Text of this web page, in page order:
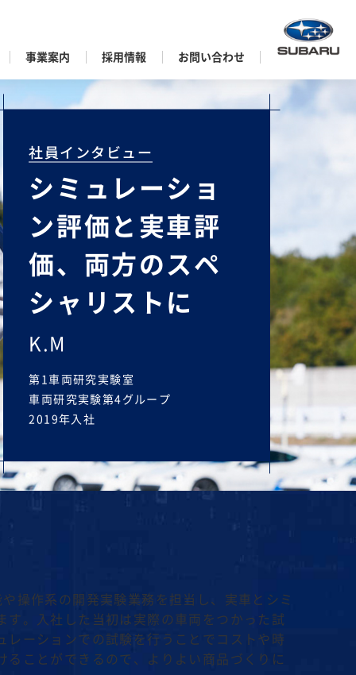
お問い合わせ
採用情報
事業案内
社員インタビュー
シミュレーショ
ン評価と実車評
価、両方のスペ
シャリストに
K.M
第1車両研究実験室
車両研究実験第4グループ
2019年入社
操作系の開発実験業務を担当し、実車とシミ
。入社した当初は実際の車両をつかった試
ーションでの試験を行うことでコストや時
ことができるので、よりよい商品づくりに